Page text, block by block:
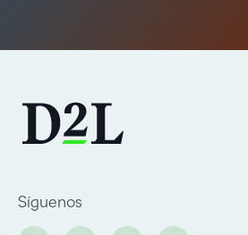
Síguenos